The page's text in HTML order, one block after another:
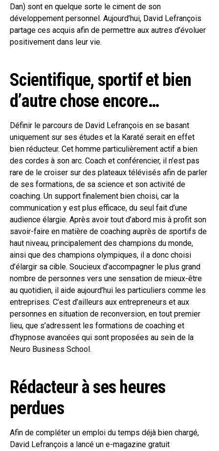
Dan) sont en quelque sorte le ciment de son
développement personnel. Aujourd’hui, David Lefrançois
partage ces acquis afin de permettre aux autres d’évoluer
positivement dans leur vie.
Scientifique, sportif et bien
d’autre chose encore…
Définir le parcours de David Lefrançois en se basant
uniquement sur ses études et la Karaté serait en effet
bien réducteur. Cet homme particulièrement actif a bien
des cordes à son arc. Coach et conférencier, il n’est pas
rare de le croiser sur des plateaux télévisés afin de parler
de ses formations, de sa science et son activité de
coaching. Un support finalement bien choisi, car la
communication y est plus efficace, du seul fait d’une
audience élargie. Après avoir tout d’abord mis à profit son
savoir-faire en matière de coaching auprès de sportifs de
haut niveau, principalement des champions du monde,
ainsi que des champions olympiques, il a donc choisi
d’élargir sa cible. Soucieux d’accompagner le plus grand
nombre de personnes vers une sensation de mieux-être
au quotidien, il aide aujourd’hui les particuliers comme les
entreprises. C’est d’ailleurs aux entrepreneurs et aux
personnes en situation de reconversion, en tout premier
lieu, que s’adressent les formations de coaching et
d’hypnose avancées qui sont proposées au sein de la
Neuro Business School.
Rédacteur à ses heures
perdues
Afin de compléter un emploi du temps déjà bien chargé,
David Lefrançois a lancé un e-magazine gratuit